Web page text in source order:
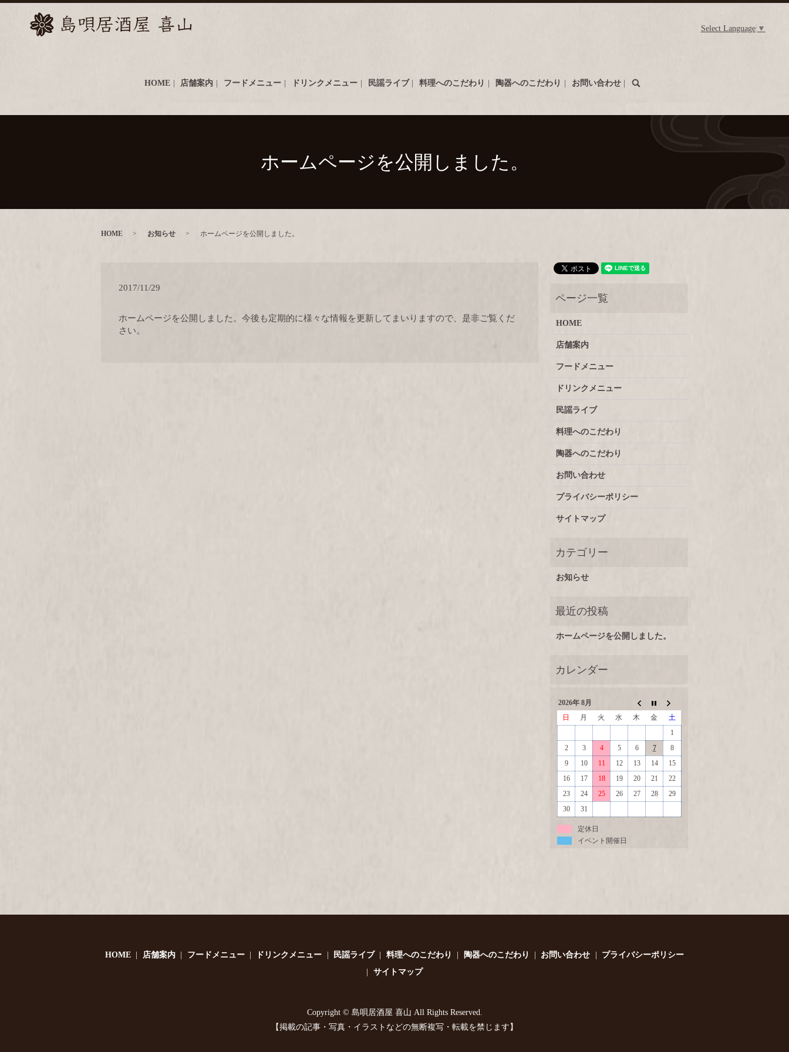
Select Language ▼
HOME 店舗案内 フードメニュー ドリンクメニュー 民謡ライブ 料理へのこだわり 陶器へのこだわり お問い合わせ
ホームページを公開しました。
HOME お知らせ ホームページを公開しました。
2017/11/29
ホームページを公開しました。今後も定期的に様々な情報を更新してまいりますので、是非ご覧くだ
さい。
HOME
店舗案内
フードメニュー
ドリンクメニュー
民謡ライブ
料理へのこだわり
陶器へのこだわり
お問い合わせ
プライバシーポリシー
サイトマップ
お知らせ
ホームページを公開しました。
2026年 8月
日
月 火 水 木 金
土
1
2
3 4 5 6 7
8
9
10 11 12 13 14
15
16
17 18 19 20 21
22
23
24 25 26 27 28
29
30
31
定休日
イベント開催日
HOME 店舗案内 フードメニュー ドリンクメニュー 民謡ライブ 料理へのこだわり 陶器へのこだわり お問い合わせ
プライバシーポリシー
サイトマップ
Copyright © 島唄居酒屋 喜山 All Rights Reserved.
【掲載の記事・写真・イラストなどの無断複写・転載を禁じます】